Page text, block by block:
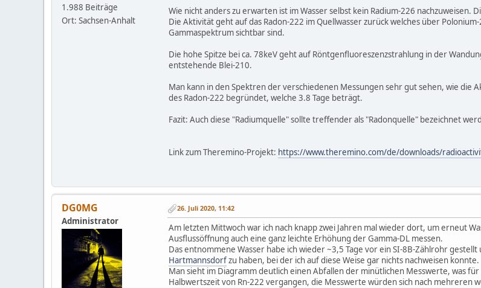
1.988 Beiträge
Ort: Sachsen-Anhalt
Wie nicht anders zu erwarten ist im Wasser selbst kein Radium-226 nachzuweisen.
Die Aktivität geht auf das Radon-222 im Quellwasser zurück welches über
Gammaspektrum sichtbar sind.
Die hohe Spitze bei ca. 78keV geht auf Röntgenfluoreszenzstrahlung in der
entstehende Blei-210.
Man kann in den Spektren der verschiedenen Messungen sehr gut sehen, wie
des Radon-222 begründet, welche 3.8 Tage beträgt.
Fazit: Auch diese "Radiumquelle" sollte treffender als "Radonquelle" bezeichnet
Link zum Theremino-Projekt: https://www.theremino.com/de/downloads/
DG0MG
Administrator
26. Juli 2020, 11:42
Am letzten Mittwoch war ich nach knapp zwei Jahren mal wieder dort, um erneut
Ausflussöffnung auch eine ganz leichte Erhöhung der Gamma-DL messen.
Das entnommene Wasser habe ich wieder ~3,5 Tage vor ein SI-8B-Zählrohr
Hartmannsdorfzu haben, bei der ich auf diese Weise gar nichts nachweisen konnte.
Man sieht im Diagramm deutlich einen Abfallen der minütlichen Messwerte, was
Halbwertszeit von Rn-222 vergangen, die Messwerte würden sich nach mehreren